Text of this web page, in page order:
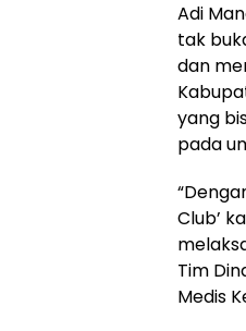
Adi
tak
dan
yang
pada
Club’
Tim
Medis